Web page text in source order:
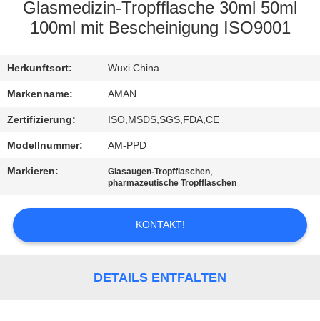
UNS
WERKSBESICHTIGUNG
QUALITÄTSKONTROLLE
MIT
UNS
NACHRICHT
Glasmedizin-Tropfflasche 30ml 50ml
100ml mit Bescheinigung ISO9001
Herkunftsort: Wuxi China
Markenname: AMAN
Zertifizierung: ISO,MSDS,SGS,FDA,CE
Modellnummer: AM-PPD
Markieren: Glasaugen-Tropfflaschen,
pharmazeutische Tropfflaschen
KONTAKT!
DETAILS ENTFALTEN